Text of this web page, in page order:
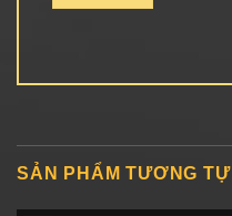
SẢN PHẨM TƯƠNG TỰ